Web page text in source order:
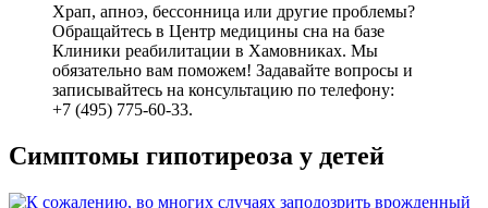
Храп, апноэ, бессонница или другие проблемы?
Обращайтесь в Центр медицины сна на базе
Клиники реабилитации в Хамовниках. Мы
обязательно вам поможем! Задавайте вопросы и
записывайтесь на консультацию по телефону:
+7 (495) 775-60-33.
Симптомы гипотиреоза у детей